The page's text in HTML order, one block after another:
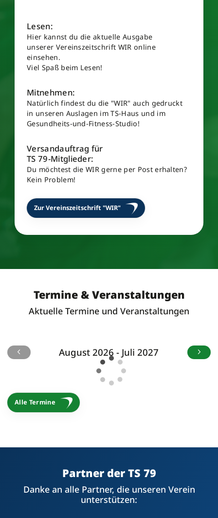
Lesen:
Hier kannst du die aktuelle Ausgabe
unserer Vereinszeitschrift WIR online
einsehen.
Viel Spaß beim Lesen!
Mitnehmen:
Natürlich findest du die "WIR" auch gedruckt
in unseren Auslagen im TS-Haus und im
Gesundheits-und-Fitness-Studio!
Versandauftrag für
TS 79-Mitglieder:
Du möchtest die WIR gerne per Post erhalten?
Kein Problem!
Zur Vereinszeitschrift "WIR"
Termine & Veranstaltungen
Aktuelle Termine und Veranstaltungen
August 2026 - Juli 2027
Alle Termine
Partner der TS 79
Danke an alle Partner, die unseren Verein
unterstützen: